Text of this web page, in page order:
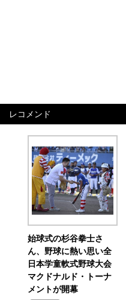
レコメンド
始球式の杉谷拳士さ
ん、野球に熱い思い全
日本学童軟式野球大会
マクドナルド・トーナ
メントが開幕